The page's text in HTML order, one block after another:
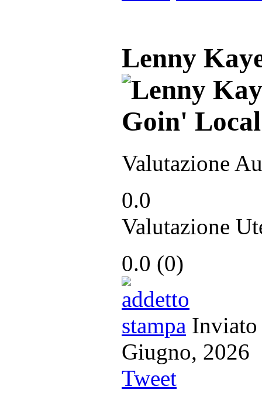
Lenny
Valutazione
0.0
Valutazione
0.0 (0)
Giugno,
Tweet